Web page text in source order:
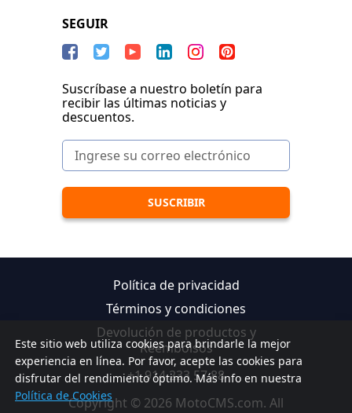
Este sitio web utiliza cookies para brindarle la mejor
experiencia en línea. Por favor, acepte las cookies para
disfrutar del rendimiento óptimo. Más info en nuestra
Política de Cookies
SEGUIR
Suscríbase a nuestro boletín para
recibir las últimas noticias y
descuentos.
Política de privacidad
Términos y condiciones
Devolución de productos y
Reembolsos
+1 914 233 57 88
Copyright © 2026 MotoCMS.com. All